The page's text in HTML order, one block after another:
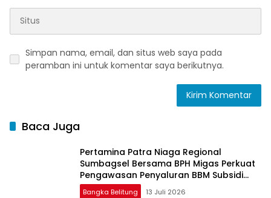
Simpan nama, email, dan situs web saya pada
peramban ini untuk komentar saya berikutnya.
Baca Juga
Pertamina Patra Niaga Regional
Sumbagsel Bersama BPH Migas Perkuat
Pengawasan Penyaluran BBM Subsidi
bagi Nelayan melalui Aplikasi XSTAR
Bangka Belitung 13 Juli 2026